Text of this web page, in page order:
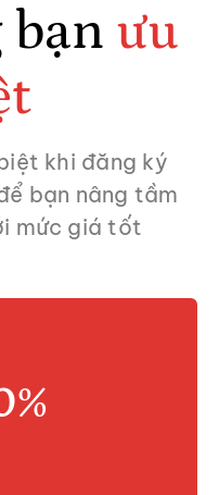
bạn ưu
khi đăng ký
bạn nâng tầm
mức giá tốt